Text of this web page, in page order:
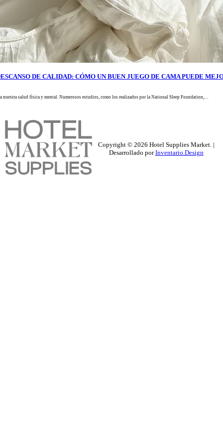
DE CALIDAD: CÓMO UN BUEN JUEGO DE CAMA PUEDE
nuestra salud física y mental. Numerosos estudios, como los realizados por la National Sleep Foundation,…
Copyright © 2026 Hotel Supplies Market. |
Desarrollado porInventario.Design